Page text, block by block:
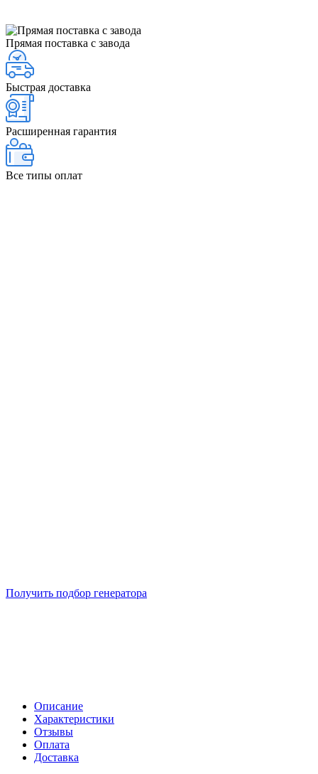
Прямая поставка с завода
Быстрая доставка
Расширенная гарантия
Все типы оплат
Получить подбор генератора
Описание
Характеристики
Отзывы
Оплата
Доставка